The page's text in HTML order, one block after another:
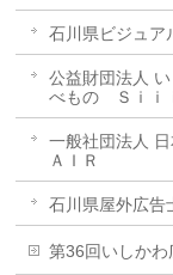
石川県ビジュ
公益財団法人
べもの Ｓｉｉ
一般社団法人
ＡＩＲ
石川県屋外広
第36回いしか